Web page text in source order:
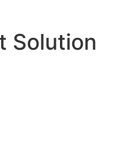
Solution